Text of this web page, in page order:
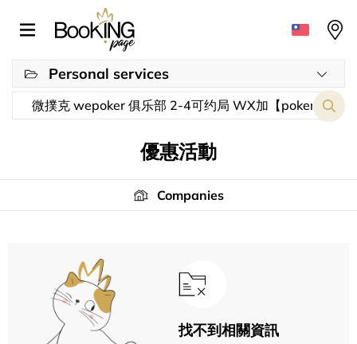
Personal services
優惠活動
Companies
找不到相關資訊